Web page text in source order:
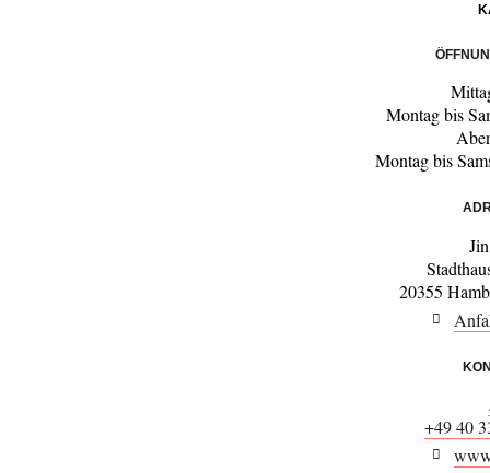
Montag bis
Montag bis
20355
+49 40